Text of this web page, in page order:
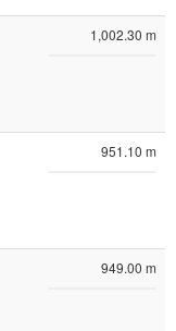
1,002.30 m
951.10 m
949.00 m